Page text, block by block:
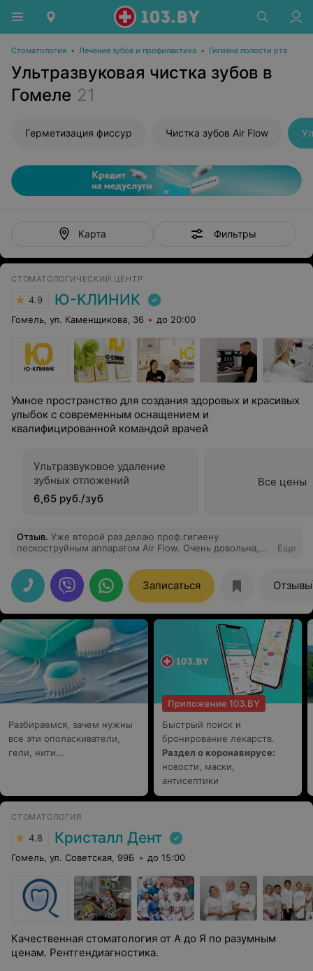
Стоматология • Лечение зубов и профилактика • Гигиена полости рта
Ультразвуковая чистка зубов в
Гомеле 21
Герметизация фиссур Чистка зубов Air Flow
Карта Фильтры
СТОМАТОЛОГИЧЕСКИЙ ЦЕНТР
4.9 Ю-КЛИНИК
Гомель, ул. Каменщикова, 36 до 20:00
Умное пространство для создания здоровых и красивых
улыбок с современным оснащением и
квалифицированной командой врачей
Ультразвуковое удаление
зубных отложений
6,65 руб./зуб
Все цены
Отзыв. Уже второй раз делаю проф.гигиену
пескоструйным аппаратом Air Flow. Очень довольна,
лучше обычной гигиены и совсем безболезненно. Врач
Ковалева Светлана Николаевна очень внимательная,
аккуратная, все рассказывает, показывает. Дает
рекомендации на будущее. Рекомендую!
Еще
Записаться Отзывы
Разбираемся, зачем нужны
все эти ополаскиватели,
гели, нити…
Приложение 103.BY
Быстрый поиск и
бронирование лекарств.
Раздел о коронавирусе:
новости, маски,
антисептики
СТОМАТОЛОГИЯ
4.8 Кристалл Дент
Гомель, ул. Советская, 99Б до 15:00
Качественная стоматология от А до Я по разумным
ценам. Рентгендиагностика.